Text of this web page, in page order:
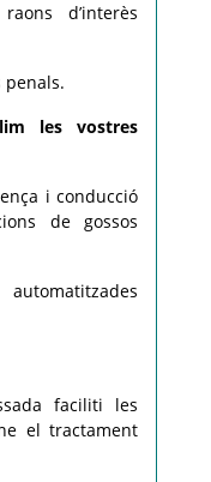
d’interès
penals.
les vostres
i conducció
de gossos
faciliti les
el tractament